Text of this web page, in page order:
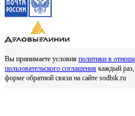
Вы принимаете условия политики в
пользовательского соглашения каждый раз,
форме обратной связи на сайте sodbik.ru